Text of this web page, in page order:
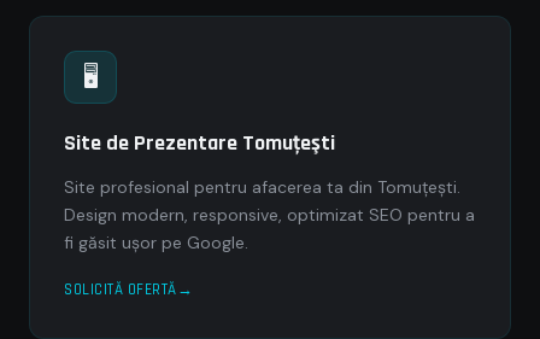
🖥
Site de Prezentare Tomuţeşti
Site profesional pentru afacerea ta din Tomuţeşti.
Design modern, responsive, optimizat SEO pentru a
fi găsit ușor pe Google.
SOLICITĂ OFERTĂ